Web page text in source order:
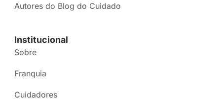
Autores do Blog do Cuidado
Institucional
Sobre
Franquia
Cuidadores